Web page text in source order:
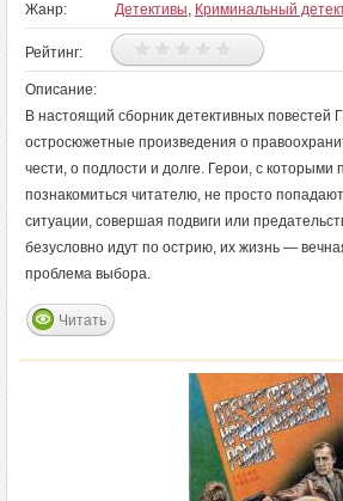
Жанр: Детективы, Криминальный
Рейтинг:
Описание:
В настоящий сборник детективных повестей
остросюжетные произведения о
чести, о подлости и долге. Герои, с которыми
познакомиться читателю, не просто
ситуации, совершая подвиги или
безусловно идут по острию, их жизнь —
проблема выбора.
Читать